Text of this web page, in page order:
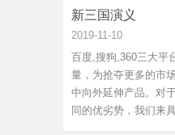
新三国演义
2019-11-10
百度,搜狗,360三大平
量，为抢夺更多的市
中向外延伸产品。对
同的优劣势，我们来